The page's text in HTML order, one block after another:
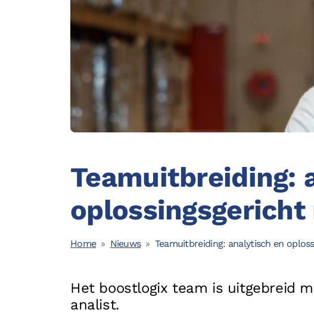
Business Intelligence
Kwaliteit
Opleidingen
© 2026 - Boostlogix | Logistiek Adviesbureau
Teamuitbreiding:
Home Nieuws Teamuitbreiding: analytisch en
Het boostlogix team is uitgebreid
analist.